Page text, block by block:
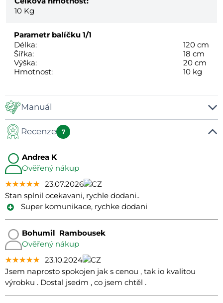
10 Kg
Parametr balíčku 1/1
Délka:
120 cm
Šířka:
18 cm
Výška:
20 cm
Hmotnost:
10 kg
Manuál
Manuál
Recenze 7
Andrea K
Ověřený nákup
★★★★★
★★★★★
★★★★★ 23.07.2026
Stan splnil ocekavani, rychle dodani..
Super komunikace, rychke dodani
Bohumil Rambousek
Ověřený nákup
★★★★★
★★★★★
★★★★★ 23.10.2024
Jsem naprosto spokojen jak s cenou , tak io kvalitou
výrobku . Dostal jsedm , co jsem chtěl .